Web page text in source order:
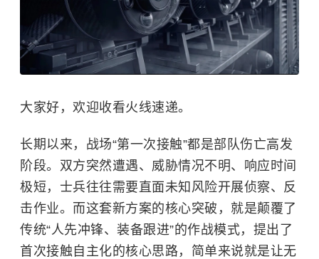
大家好，欢迎收看火线速递。
长期以来，战场“第一次接触”都是部队伤亡高发
阶段。双方突然遭遇、威胁情况不明、响应时间
极短，士兵往往需要直面未知风险开展侦察、反
击作业。而这套新方案的核心突破，就是颠覆了
传统“人先冲锋、装备跟进”的作战模式，提出了
首次接触自主化的核心思路，简单来说就是让无